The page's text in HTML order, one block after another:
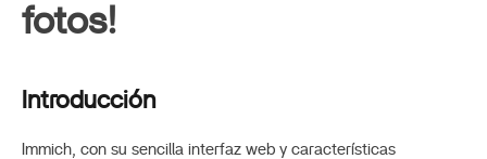
fotos!
Introducción
Immich, con su sencilla interfaz web y características